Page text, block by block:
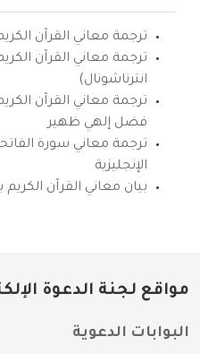
ترجمة معاني القرآن
ترجمة معاني القرآن
انترناشونال)
ترجمة معاني القرآن
فضل إلهي ظهير
ترجمة معاني سورة
الإنجليزية
بيان معاني القرآن الكريم
مواقع لجنة الدعوة
البوابات الدعوية